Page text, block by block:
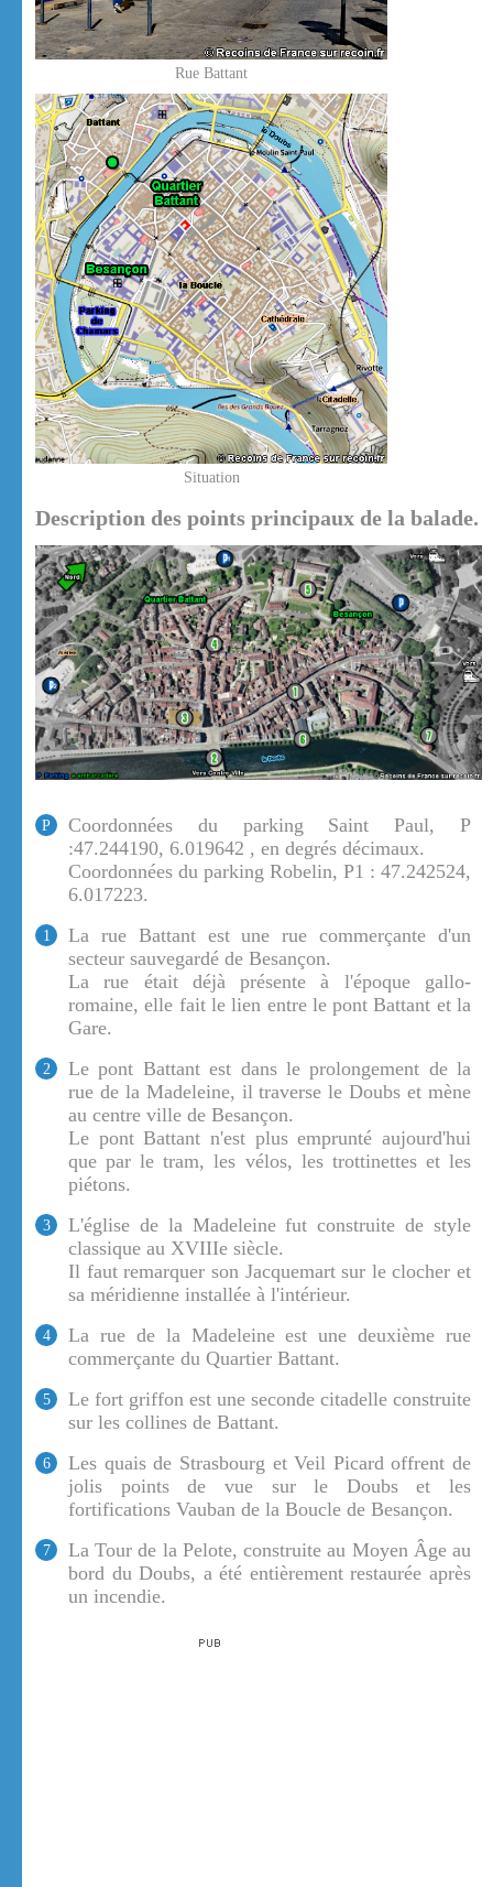
Rue Battant
Situation
Description des points principaux de la balade.
P
Coordonnées du parking Saint Paul, P
:47.244190, 6.019642 , en degrés décimaux.
Coordonnées du parking Robelin, P1 : 47.242524,
6.017223.
1
La rue Battant est une rue commerçante d'un
secteur sauvegardé de Besançon.
La rue était déjà présente à l'époque gallo-
romaine, elle fait le lien entre le pont Battant et la
Gare.
2
Le pont Battant est dans le prolongement de la
rue de la Madeleine, il traverse le Doubs et mène
au centre ville de Besançon.
Le pont Battant n'est plus emprunté aujourd'hui
que par le tram, les vélos, les trottinettes et les
piétons.
3
L'église de la Madeleine fut construite de style
classique au XVIIIe siècle.
Il faut remarquer son Jacquemart sur le clocher et
sa méridienne installée à l'intérieur.
4
La rue de la Madeleine est une deuxième rue
commerçante du Quartier Battant.
5
Le fort griffon est une seconde citadelle construite
sur les collines de Battant.
6
Les quais de Strasbourg et Veil Picard offrent de
jolis points de vue sur le Doubs et les
fortifications Vauban de la Boucle de Besançon.
7
La Tour de la Pelote, construite au Moyen Âge au
bord du Doubs, a été entièrement restaurée après
un incendie.